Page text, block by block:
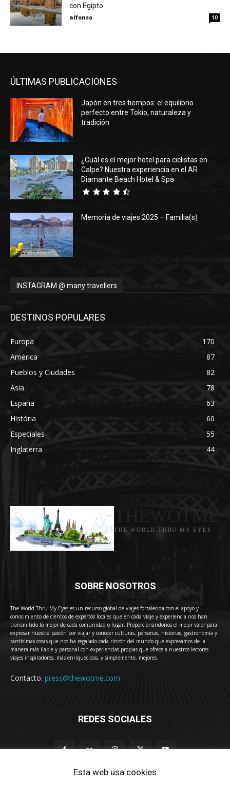
con Egipto
alfonso 10
ÚLTIMAS PUBLICACIONES
Japón en tres tiempos: el equilibrio
perfecto entre Tokio, naturaleza y
tradición
¿Cuál es el mejor hotel para ciclistas en
Calpe? Nuestra experiencia en el AR
Diamante Beach Hotel & Spa
Memoria de viajes 2025 – Familia(s)
INSTAGRAM @ many travellers
DESTINOS POPULARES
Europa
170
América
87
Pueblos y Ciudades
82
Asia
78
España
63
História
60
Especiales
55
Inglaterra
44
THE WORLD THRU MY EYES
SOBRE NOSOTROS
The World Thru My Eyes es un recurso global de viajes fortalecida con el apoyo y
conocimiento de cientos de expertos locales que en cada viaje y experiencia nos han
transmitido lo mejor de cada comunidad o lugar. Proporcionándonos el mejor valor para
expresar nuestra pasión por viajar y conocer culturas, personas, historias, gastronomía y
tantísimas cosas que nos ha regalado cada rincón del mundo que expresamos de la
manera más fiable y personal con experiencias propias que ofrece a nuestros lectores
viajes inspiradores, más enriquecidos, y simplemente, mejores.
Contacto: press@thewotme.com
REDES SOCIALES
Esta web usa cookies